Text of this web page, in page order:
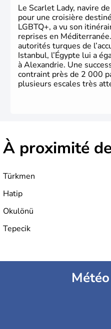
Le Scarlet Lady, navire
pour une croisière
LGBTQ+, a vu son
reprises en
autorités turques de
Istanbul, l’Égypte lui a
à Alexandrie. Une
contraint près de 2 000
plusieurs escales très
À proximité
Türkmen
Hatip
Okulönü
Tepecik